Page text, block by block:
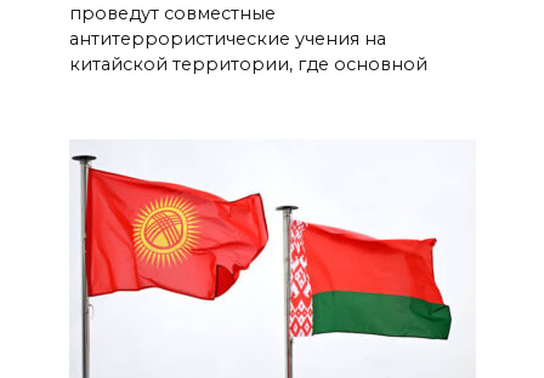
проведут совместные
антитеррористические учения на
китайской территории, где основной